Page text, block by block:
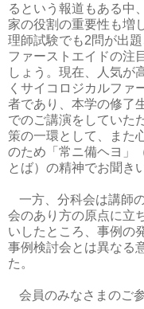
るという報道もある中
家の役割の重要性も増
理師試験でも2問が出
ファーストエイドの注
しょう。現在、人気が
くサイコロジカルファ
者であり、本学の修了
でのご講演をしていた
策の一環として、また
のため「常ニ備ヘヨ」
とば）の精神でお聞き
一方、分科会は講師
会のあり方の原点に立
いしたところ、事例の
事例検討会とは異なる
た。
会員のみなさまのご